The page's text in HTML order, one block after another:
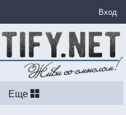
Вход
Еще